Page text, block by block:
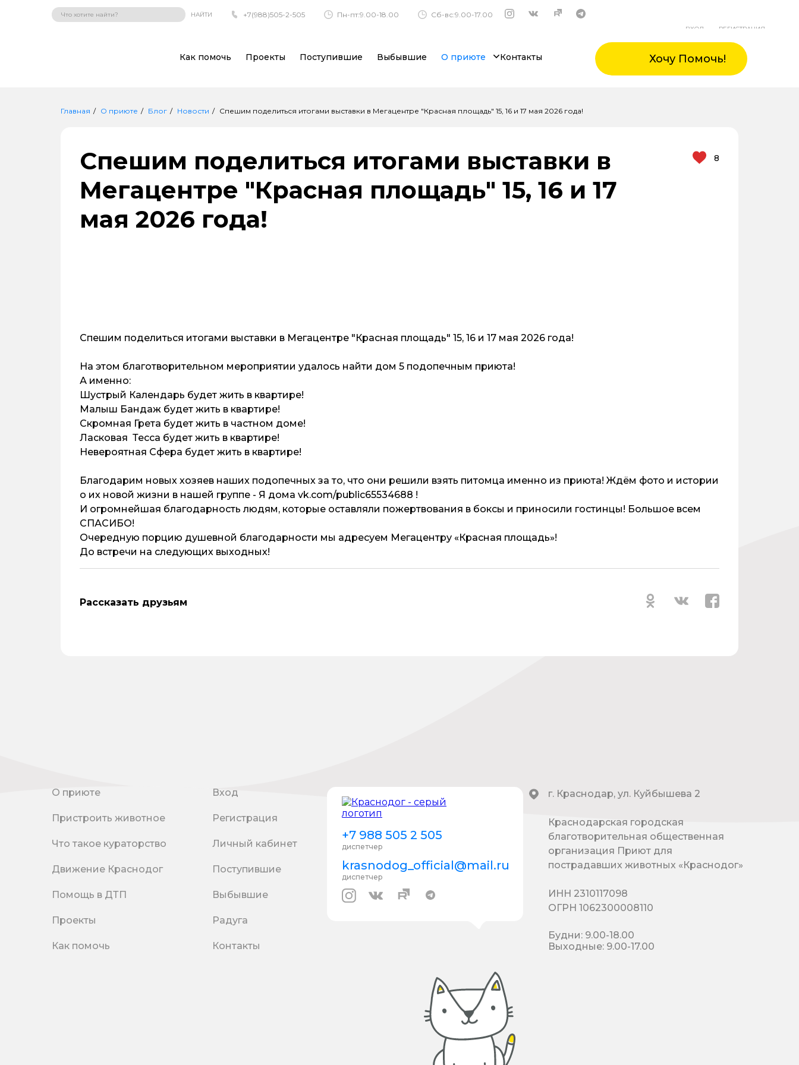
НАЙТИ +7(988)505-2-505 Пн-пт:9.00-18.00 Сб-вс:9.00-17.00
ВХОД РЕГИСТРАЦИЯ
Как помочь Проекты Поступившие Выбывшие О приюте Контакты Хочу Помочь!
Главная О приюте Блог Новости Спешим поделиться итогами выставки в Мегацентре "Красная площадь" 15, 16 и 17 мая 2026 года!
Спешим поделиться итогами выставки в
Мегацентре "Красная площадь" 15, 16 и 17
мая 2026 года!
8
Спешим поделиться итогами выставки в Мегацентре "Красная площадь" 15, 16 и 17 мая 2026 года!
На этом благотворительном мероприятии удалось найти дом 5 подопечным приюта!
А именно:
Шустрый Календарь будет жить в квартире!
Малыш Бандаж будет жить в квартире!
Скромная Грета будет жить в частном доме!
Ласковая Тесса будет жить в квартире!
Невероятная Сфера будет жить в квартире!
Благодарим новых хозяев наших подопечных за то, что они решили взять питомца именно из приюта! Ждём фото и истории
о их новой жизни в нашей группе - Я дома vk.com/public65534688 !
И огромнейшая благодарность людям, которые оставляли пожертвования в боксы и приносили гостинцы! Большое всем
СПАСИБО!
Очередную порцию душевной благодарности мы адресуем Мегацентру «Красная площадь»!
До встречи на следующих выходных!
Рассказать друзьям
О приюте
Пристроить животное
Что такое кураторство
Движение Краснодог
Помощь в ДТП
Проекты
Как помочь
Вход
Регистрация
Личный кабинет
Поступившие
Выбывшие
Радуга
Контакты
+7 988 505 2 505
диспетчер
krasnodog_official@mail.ru
диспетчер
г. Краснодар, ул. Куйбышева 2
Краснодарская городская
благотворительная общественная
организация Приют для
пострадавших животных «Краснодог»
ИНН 2310117098
ОГРН 1062300008110
Будни: 9.00-18.00
Выходные: 9.00-17.00